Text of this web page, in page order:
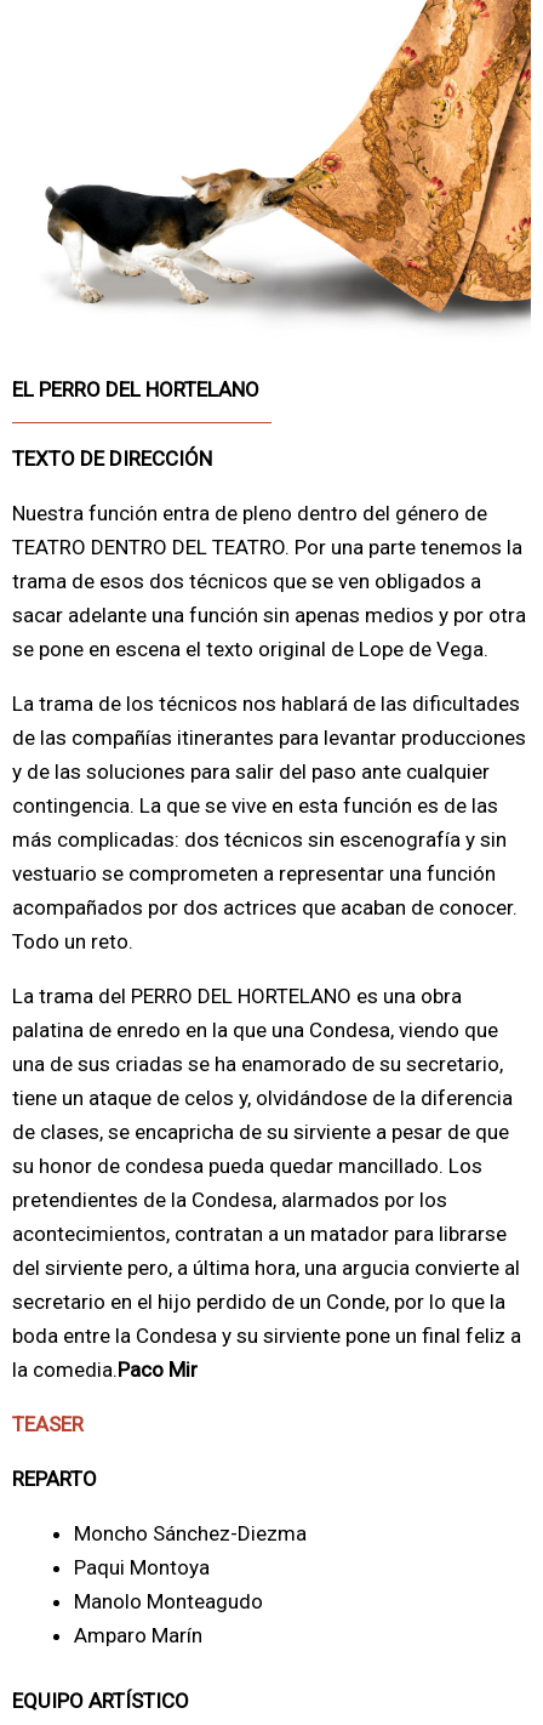
EL PERRO DEL HORTELANO
TEXTO DE DIRECCIÓN
Nuestra función entra de pleno dentro del género de
TEATRO DENTRO DEL TEATRO. Por una parte tenemos la
trama de esos dos técnicos que se ven obligados a
sacar adelante una función sin apenas medios y por otra
se pone en escena el texto original de Lope de Vega.
La trama de los técnicos nos hablará de las dificultades
de las compañías itinerantes para levantar producciones
y de las soluciones para salir del paso ante cualquier
contingencia. La que se vive en esta función es de las
más complicadas: dos técnicos sin escenografía y sin
vestuario se comprometen a representar una función
acompañados por dos actrices que acaban de conocer.
Todo un reto.
La trama del PERRO DEL HORTELANO es una obra
palatina de enredo en la que una Condesa, viendo que
una de sus criadas se ha enamorado de su secretario,
tiene un ataque de celos y, olvidándose de la diferencia
de clases, se encapricha de su sirviente a pesar de que
su honor de condesa pueda quedar mancillado. Los
pretendientes de la Condesa, alarmados por los
acontecimientos, contratan a un matador para librarse
del sirviente pero, a última hora, una argucia convierte al
secretario en el hijo perdido de un Conde, por lo que la
boda entre la Condesa y su sirviente pone un final feliz a
la comedia.Paco Mir
TEASER
REPARTO
Moncho Sánchez-Diezma
Paqui Montoya
Manolo Monteagudo
Amparo Marín
EQUIPO ARTÍSTICO